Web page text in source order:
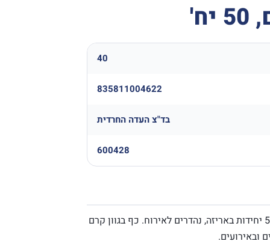
40
835811004622
בד"צ העדה החרדית
600428
— 50 יחידות באריזה, נהדרים לאירוח. כף בגוון קרם
ובאירועים.